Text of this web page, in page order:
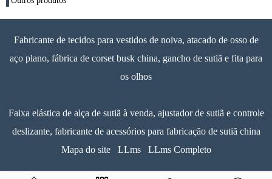
Fabricante de tecidos para vestidos de noiva, atacado de osso de
aço plano, fábrica de corset busk china, gancho de sutiã e fita para
os olhos
Faixa elástica de alça de sutiã à venda, ajustador de sutiã e controle
deslizante, fabricante de acessórios para fabricação de sutiã china
Mapa do site
LLms LLms Completo